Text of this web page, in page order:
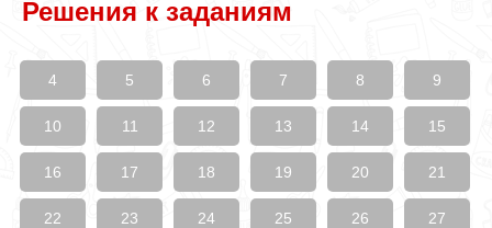
Решения к заданиям
4 5 6 7 8 9
10 11 12 13 14 15
16 17 18 19 20 21
22 23 24 25 26 27